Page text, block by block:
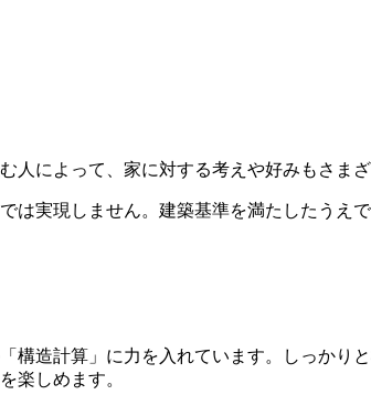
によって、家に対する考えや好みもさま
は実現しません。建築基準を満たしたう
構造計算」に力を入れています。しっか
楽しめます。